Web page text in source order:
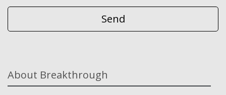
About Breakthrough